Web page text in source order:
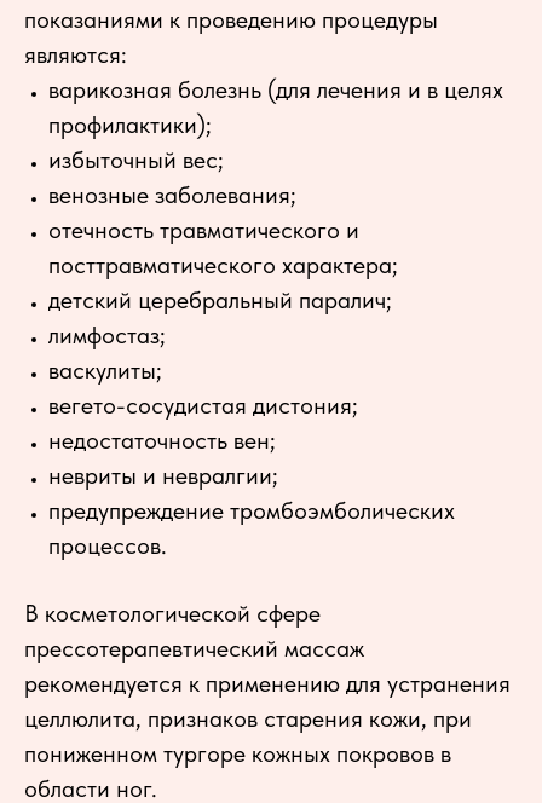
показаниями к проведению процедуры
являются:
варикозная болезнь (для лечения и в целях
профилактики);
избыточный вес;
венозные заболевания;
отечность травматического и
посттравматического характера;
детский церебральный паралич;
лимфостаз;
васкулиты;
вегето-сосудистая дистония;
недостаточность вен;
невриты и невралгии;
предупреждение тромбоэмболических
процессов.
В косметологической сфере
прессотерапевтический массаж
рекомендуется к применению для устранения
целлюлита, признаков старения кожи, при
пониженном тургоре кожных покровов в
области ног.